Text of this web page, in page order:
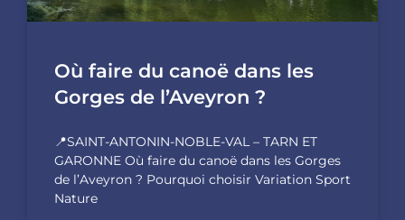
Où faire du canoë dans les
Gorges de l’Aveyron ?
📍SAINT-ANTONIN-NOBLE-VAL – TARN ET
GARONNE Où faire du canoë dans les Gorges
de l’Aveyron ? Pourquoi choisir Variation Sport
Nature